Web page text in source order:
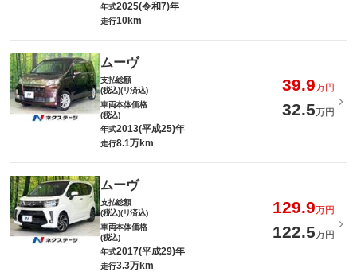
年式2025(令和7)年
走行10km
ムーヴ
支払総額
(税込)(リ済込)
39.9万円
車両本体価格
(税込)
32.5万円
年式2013(平成25)年
走行8.1万km
ムーヴ
支払総額
(税込)(リ済込)
129.9万円
車両本体価格
(税込)
122.5万円
年式2017(平成29)年
走行3.3万km